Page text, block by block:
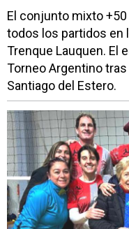
El conjunto mixto
todos los partidos en
Trenque Lauquen. El
Torneo Argentino
Santiago del Estero.